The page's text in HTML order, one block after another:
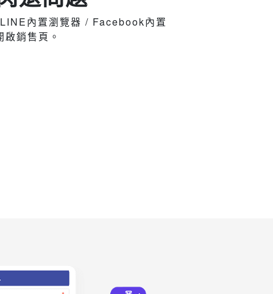
內置瀏覽器 / Facebook內置
銷售頁。